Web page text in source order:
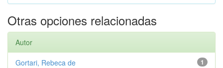
Otras opciones relacionadas
Autor
1
Gortari, Rebeca de